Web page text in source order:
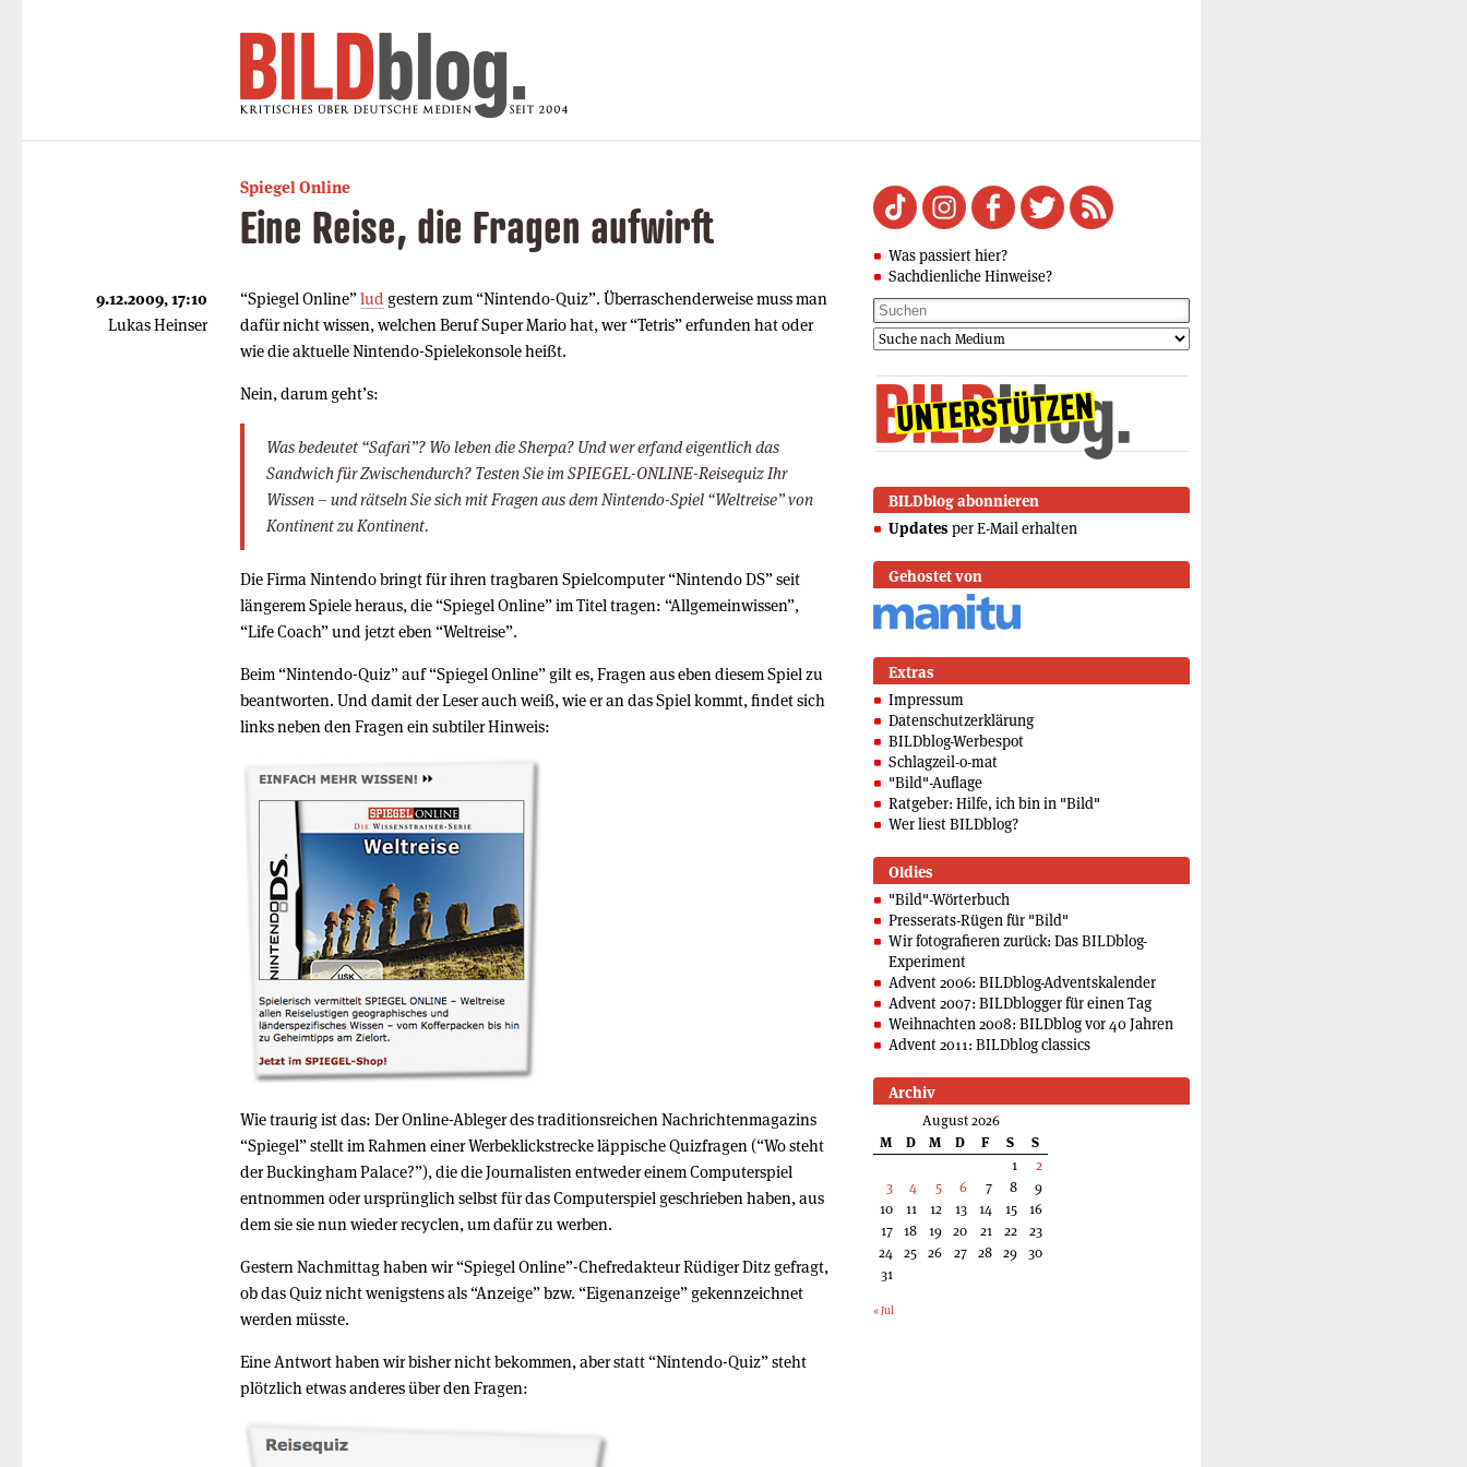
Spiegel Online
Eine Reise, die Fragen aufwirft
“Spiegel Online”lud gestern zum “Nintendo-Quiz”. Überraschenderweise muss man
dafür nicht wissen, welchen Beruf Super Mario hat, wer “Tetris” erfunden hat oder
wie die aktuelle Nintendo-Spielekonsole heißt.
Nein, darum geht’s:
Was bedeutet “Safari”? Wo leben die Sherpa? Und wer erfand eigentlich das
Sandwich für Zwischendurch? Testen Sie im SPIEGEL-ONLINE-Reisequiz Ihr
Wissen – und rätseln Sie sich mit Fragen aus dem Nintendo-Spiel “Weltreise” von
Kontinent zu Kontinent.
Die Firma Nintendo bringt für ihren tragbaren Spielcomputer “Nintendo DS” seit
längerem Spiele heraus, die “Spiegel Online” im Titel tragen: “Allgemeinwissen”,
“Life Coach” und jetzt eben “Weltreise”.
Beim “Nintendo-Quiz” auf “Spiegel Online” gilt es, Fragen aus eben diesem Spiel zu
beantworten. Und damit der Leser auch weiß, wie er an das Spiel kommt, findet sich
links neben den Fragen ein subtiler Hinweis:
Wie traurig ist das: Der Online-Ableger des traditionsreichen Nachrichtenmagazins
“Spiegel” stellt im Rahmen einer Werbeklickstrecke läppische Quizfragen (“Wo steht
der Buckingham Palace?”), die die Journalisten entweder einem Computerspiel
entnommen oder ursprünglich selbst für das Computerspiel geschrieben haben, aus
dem sie sie nun wieder recyclen, um dafür zu werben.
Gestern Nachmittag haben wir “Spiegel Online”-Chefredakteur Rüdiger Ditz gefragt,
ob das Quiz nicht wenigstens als “Anzeige” bzw. “Eigenanzeige” gekennzeichnet
werden müsste.
Eine Antwort haben wir bisher nicht bekommen, aber statt “Nintendo-Quiz” steht
plötzlich etwas anderes über den Fragen:
9.12.2009, 17:10
Lukas Heinser
Was passiert hier?
Sachdienliche Hinweise?
BILDblog abonnieren
Updates per E-Mail erhalten
Gehostet von
Extras
Impressum
Datenschutzerklärung
BILDblog-Werbespot
Schlagzeil-o-mat
"Bild"-Auflage
Ratgeber: Hilfe, ich bin in "Bild"
Wer liest BILDblog?
Oldies
"Bild"-Wörterbuch
Presserats-Rügen für "Bild"
Wir fotografieren zurück: Das BILDblog-
Experiment
Advent 2006: BILDblog-Adventskalender
Advent 2007: BILDblogger für einen Tag
Weihnachten 2008: BILDblog vor 40 Jahren
Advent 2011: BILDblog classics
Archiv
August 2026
M
D M D F S
S
1
2
3
4 5 6 7 8
9
10
11 12 13 14 15
16
17 18 19 20 21 22
23
24 25 26 27 28 29 30
31
« Jul